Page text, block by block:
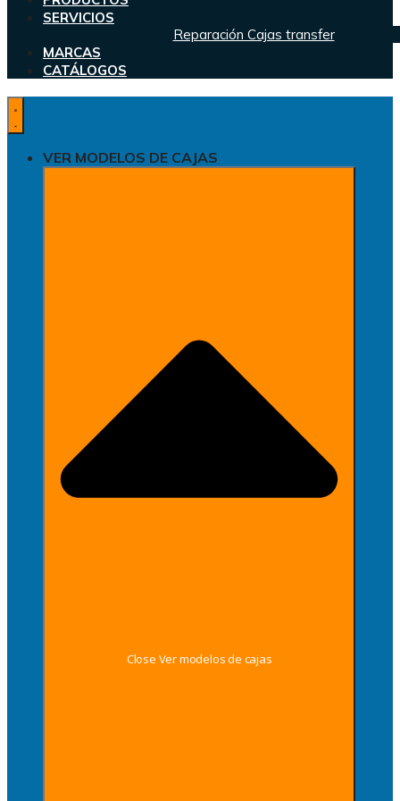
SERVICIOS
Reparación Cajas transfer
MARCAS
CATÁLOGOS
VER MODELOS DE CAJAS
Close Ver modelos de cajas